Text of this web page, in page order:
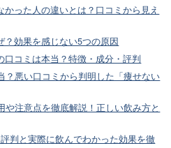
かった人の違いとは？口コミから見え
？効果を感じない5つの原因
口コミは本当？特徴・成分・評判
？悪い口コミから判明した「痩せない
注意点を徹底解説！正しい飲み方と
判と実際に飲んでわかった効果を徹